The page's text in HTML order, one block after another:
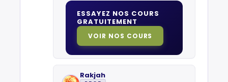
ESSAYEZ NOS COURS
GRATUITEMENT
VOIR NOS COURS
Rakjah